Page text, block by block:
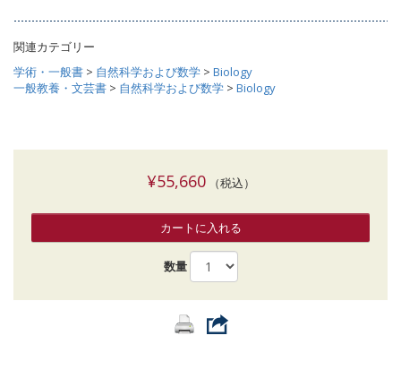
関連カテゴリー
学術・一般書 > 自然科学および数学 > Biology
一般教養・文芸書 > 自然科学および数学 > Biology
¥55,660（税込）
カートに入れる
数量